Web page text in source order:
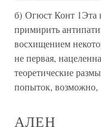
б) Огюст Конт 1Эта
примирить
восхищением
не первая,
теоретические
попыток, возможно,
АЛЕН